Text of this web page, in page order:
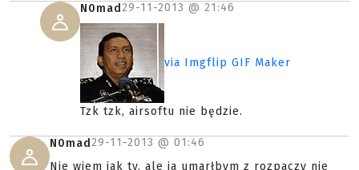
N0mad29-11-2013 @ 21:46
via Imgflip GIF Maker
Tzk tzk, airsoftu nie będzie.
N0mad29-11-2013 @ 01:46
Nie wiem jak ty, ale ja umarłbym z rozpaczy nie